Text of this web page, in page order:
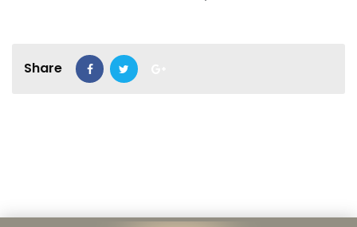
Share